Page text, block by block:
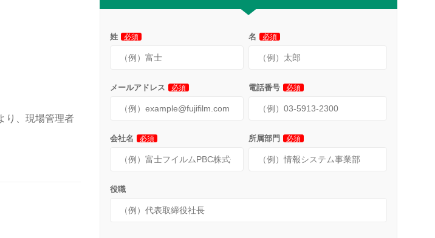
り、現場管理者
姓 必須 名 必須
メールアドレス 必須 電話番号 必須
会社名 必須 所属部門 必須
役職